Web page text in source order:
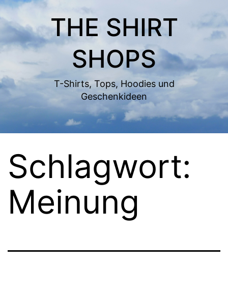
Zum
Inhalt
springen
THE SHIRT
SHOPS
T-Shirts, Tops, Hoodies und
Geschenkideen
Schlagwort:
Meinung